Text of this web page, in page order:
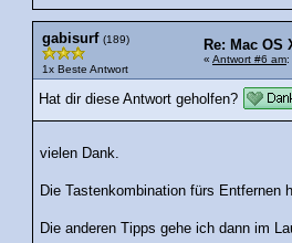
gabisurf (189)
1x Beste Antwort
Re: Mac OS
« Antwort #6 am
Hat dir diese Antwort geholfen?
vielen Dank.
Die Tastenkombination fürs Entfernen
Die anderen Tipps gehe ich dann im